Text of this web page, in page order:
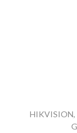
HIKVISION,